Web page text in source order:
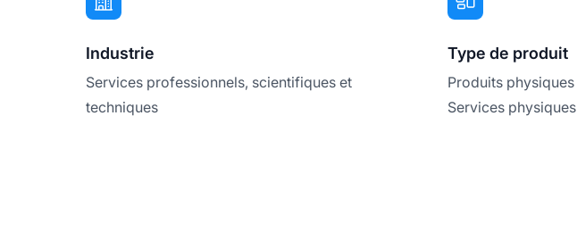
Industrie
Services professionnels, scientifiques et
techniques
Type de produit
Produits physiques
Services physiques